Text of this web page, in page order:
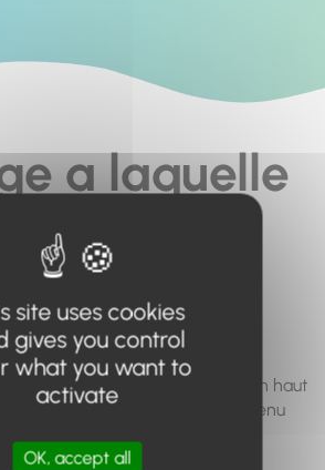
a laquelle
cherchez à
n'existe
ou plus.
utiliser le moteur de recherche en haut
le menu pour trouver le contenu
site uses cookies
gives you control
what you want to
activate
OK, accept all